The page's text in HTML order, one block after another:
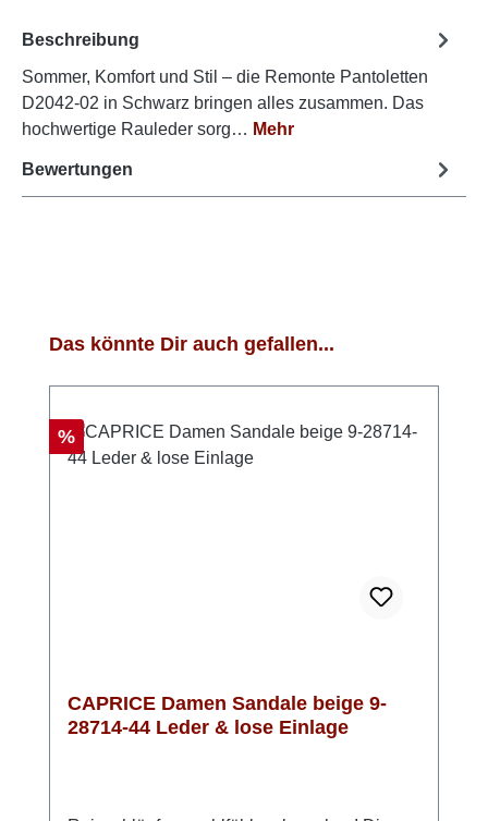
Beschreibung
Sommer, Komfort und Stil – die Remonte Pantoletten
D2042-02 in Schwarz bringen alles zusammen. Das
hochwertige Rauleder sorg… Mehr
Bewertungen
Produktgalerie überspringen
Das könnte Dir auch gefallen...
Rabatt
%
CAPRICE Damen Sandale beige 9-
28714-44 Leder & lose Einlage